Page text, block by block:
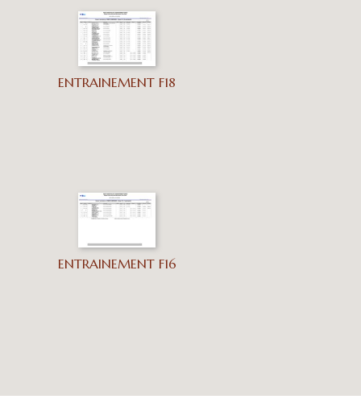
ENTRAINEMENT F18
ENTRAINEMENT F16